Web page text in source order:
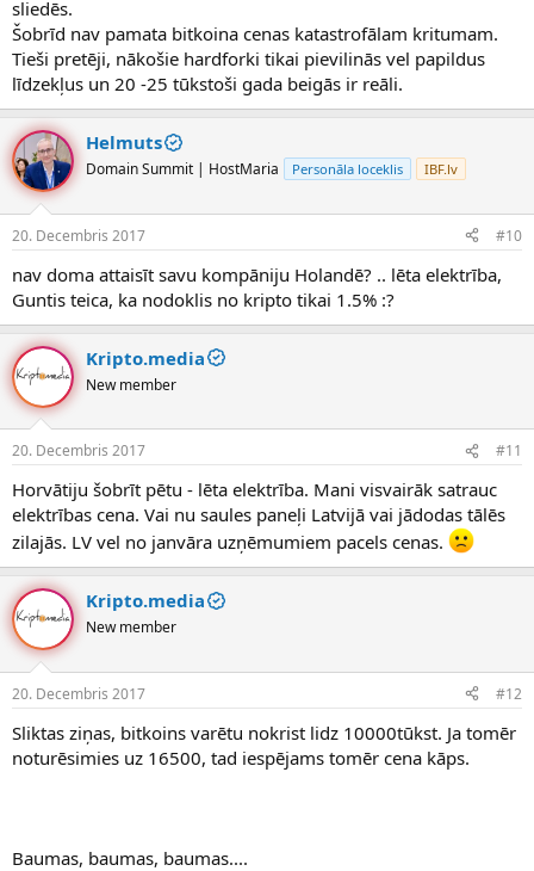
sliedēs.
Šobrīd nav pamata bitkoina cenas katastrofālam kritumam.
Tieši pretēji, nākošie hardforki tikai pievilinās vel papildus
līdzekļus un 20 -25 tūkstoši gada beigās ir reāli.
Helmuts
Domain Summit | HostMaria Personāla loceklis IBF.lv
20. Decembris 2017 #10
nav doma attaisīt savu kompāniju Holandē? .. lēta elektrība,
Guntis teica, ka nodoklis no kripto tikai 1.5% :?
Kripto.media
New member
20. Decembris 2017 #11
Horvātiju šobrīt pētu - lēta elektrība. Mani visvairāk satrauc
elektrības cena. Vai nu saules paneļi Latvijā vai jādodas tālēs
zilajās. LV vel no janvāra uzņēmumiem pacels cenas.
Kripto.media
New member
20. Decembris 2017 #12
Sliktas ziņas, bitkoins varētu nokrist lidz 10000tūkst. Ja tomēr
noturēsimies uz 16500, tad iespējams tomēr cena kāps.
Baumas, baumas, baumas....